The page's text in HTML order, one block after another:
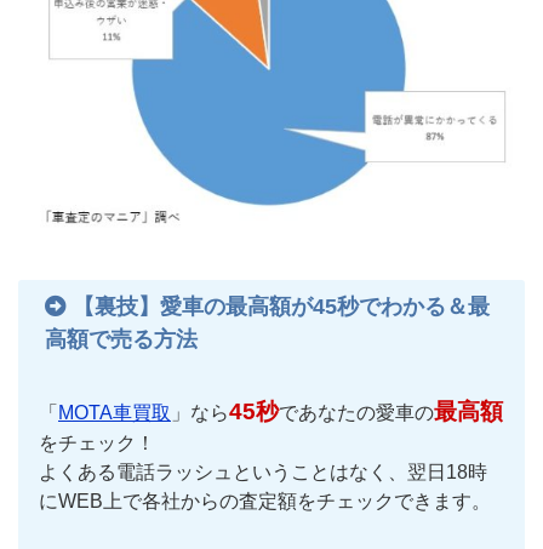
【裏技】愛車の最高額が45秒でわかる＆最
高額で売る方法
「 MOTA車買取 」なら45秒であなたの愛車の最高額
をチェック！
よくある電話ラッシュということはなく、翌日18時
にWEB上で各社からの査定額をチェックできます。